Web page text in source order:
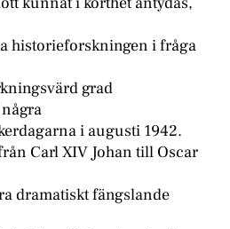
historieforskningen i fråga
grad
i augusti 1942.
Carl XIV Johan till Oscar
dramatiskt fängslande